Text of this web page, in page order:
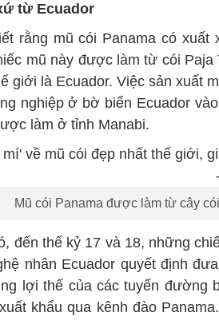
từ Ecuador
rằng mũ cói Panama có
mũ này được làm từ cói
giới là Ecuador. Việc sản xuất
nghiệp ở bờ biển Ecuador
làm ở tỉnh Manabi.
Mũ cói Panama được làm từ cây
đến thế kỷ 17 và 18, những
nhân Ecuador quyết định
lợi thế của các tuyến đường
khẩu qua kênh đào